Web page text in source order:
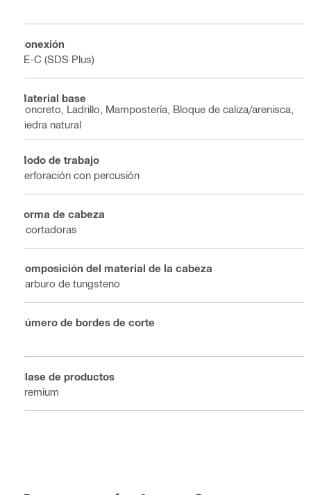
Conexión
TE-C (SDS Plus)
Material base
Concreto, Ladrillo, Mampostería, Bloque de caliza/arenisca,
Piedra natural
Modo de trabajo
Perforación con percusión
Forma de cabeza
2 cortadoras
Composición del material de la cabeza
Carburo de tungsteno
Número de bordes de corte
Clase de productos
Premium